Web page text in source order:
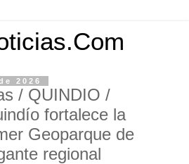
2026
/ QUINDIO /
fortalece la
Geoparque de
regional